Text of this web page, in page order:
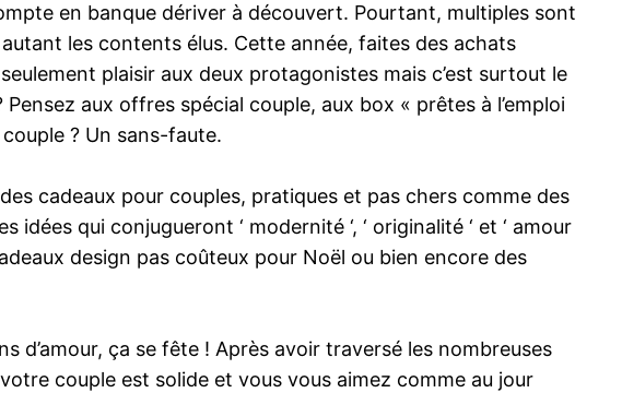
en banque dériver à découvert. Pourtant, multiples sont
les contents élus. Cette année, faites des achats
plaisir aux deux protagonistes mais c’est surtout le
aux offres spécial couple, aux box « prêtes à l’emploi
? Un sans-faute.
cadeaux pour couples, pratiques et pas chers comme des
qui conjugueront ‘ modernité ‘, ‘ originalité ‘ et ‘ amour
design pas coûteux pour Noël ou bien encore des
d’amour, ça se fête ! Après avoir traversé les nombreuses
couple est solide et vous vous aimez comme au jour